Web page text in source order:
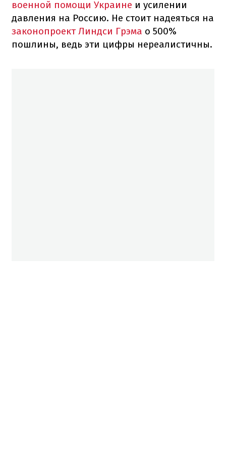
военной помощи Украине и усилении
давления на Россию. Не стоит надеяться на
законопроект Линдси Грэма о 500%
пошлины, ведь эти цифры нереалистичны.